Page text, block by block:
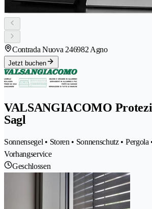
Contrada Nuova 246982 Agno
Jetzt buchen
VALSANGIACOMO
Sagl
Sonnensegel • Storen • Sonnenschutz • Pergola
Vorhangservice
Geschlossen